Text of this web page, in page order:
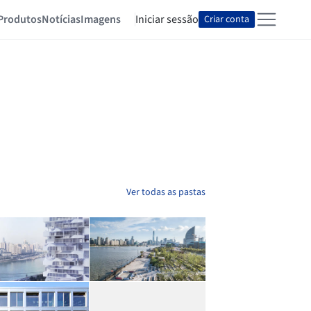
NotíciasImagens Iniciar sessão Criar conta
Ver todas as pastas